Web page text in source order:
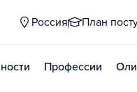
Россия План
Профессии